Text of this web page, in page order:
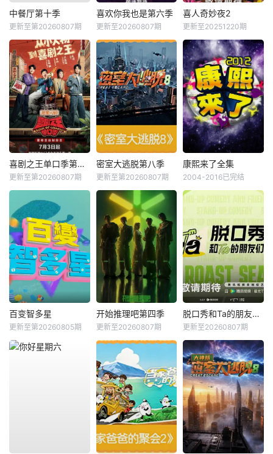
中餐厅第十季
更新至第20260807期
喜欢你我也是第六季
更新至20260807期
喜人奇妙夜2
更新至20251220期
喜剧之王单口季第三季
更新至第20260807期
密室大逃脱第八季
更新至第20260807期
康熙来了全集
2004-2016已完结
百变智多星
更新至第20260805期
开始推理吧第四季
更新至20260807期
脱口秀和Ta的朋友们第三季
更新至20260807期